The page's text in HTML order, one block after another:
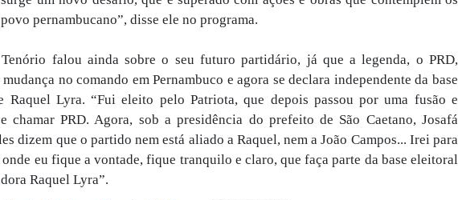
pernambucano”, disse ele no programa.
falou ainda sobre o seu futuro partidário, já que a legenda, o PRD,
no comando em Pernambuco e agora se declara independente da base
Raquel Lyra. “Fui eleito pelo Patriota, que depois passou por uma fusão e
chamar PRD. Agora, sob a presidência do prefeito de São Caetano, Josafá
dizem que o partido nem está aliado a Raquel, nem a João Campos... Irei para
eu fique a vontade, fique tranquilo e claro, que faça parte da base eleitoral
Raquel Lyra”.